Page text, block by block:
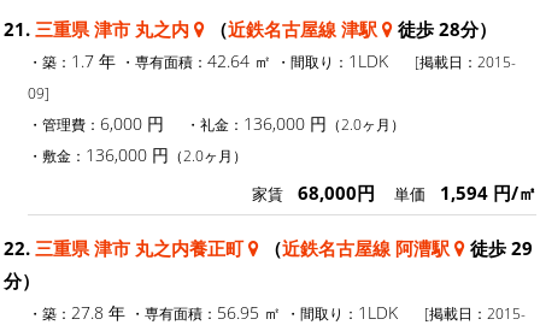
21. 三重県 津市 丸之内 （近鉄名古屋線 津駅 徒歩 28分）
・築： 1.7 年 ・専有面積： 42.64 ㎡ ・間取り： 1LDK
[掲載日：2015-
09]
・管理費： 6,000 円 ・礼金： 136,000 円 （2.0ヶ月）
・敷金： 136,000 円 （2.0ヶ月）
家賃 68,000円 単価 1,594 円/㎡
22. 三重県 津市 丸之内養正町 （近鉄名古屋線 阿漕駅
徒歩 29
分）
・築： 27.8 年 ・専有面積： 56.95 ㎡ ・間取り： 1LDK
[掲載日：2015-